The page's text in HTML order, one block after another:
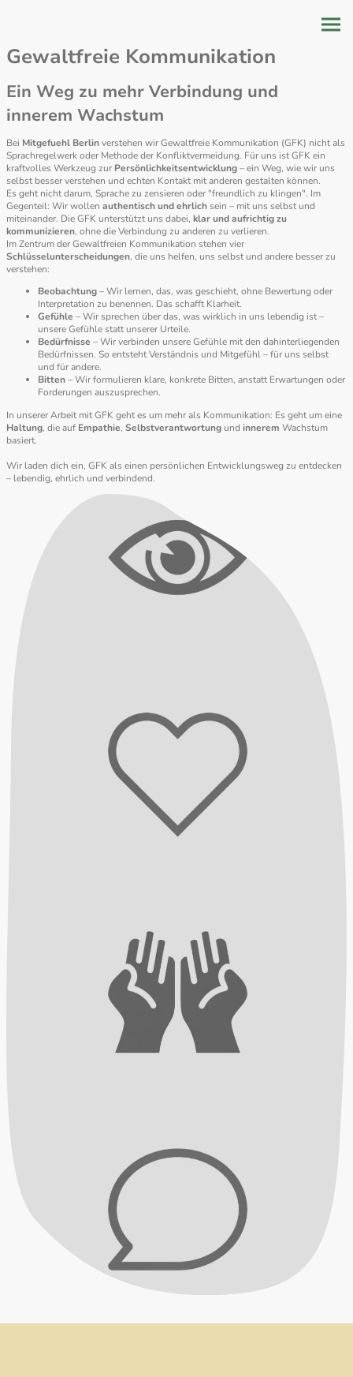
Gewaltfreie Kommunikation
Ein Weg zu mehr Verbindung und
innerem Wachstum
Bei Mitgefuehl Berlinverstehen wir Gewaltfreie Kommunikation (GFK) nicht als
Sprachregelwerk oder Methode der Konfliktvermeidung. Für uns ist GFK ein
kraftvolles Werkzeug zur Persönlichkeitsentwicklung– ein Weg, wie wir uns
selbst besser verstehen und echten Kontakt mit anderen gestalten können.
Es geht nicht darum, Sprache zu zensieren oder "freundlich zu klingen". Im
Gegenteil: Wir wollen authentisch und ehrlichsein – mit uns selbst und
miteinander. Die GFK unterstützt uns dabei, klar und aufrichtig zu
kommunizieren, ohne die Verbindung zu anderen zu verlieren.
Im Zentrum der Gewaltfreien Kommunikation stehen vier
Schlüsselunterscheidungen, die uns helfen, uns selbst und andere besser zu
verstehen:
Beobachtung– Wir lernen, das, was geschieht, ohne Bewertung oder
Interpretation zu benennen. Das schafft Klarheit.
Gefühle – Wir sprechen über das, was wirklich in uns lebendig ist –
unsere Gefühle statt unserer Urteile.
Bedürfnisse – Wir verbinden unsere Gefühle mit den dahinterliegenden
Bedürfnissen. So entsteht Verständnis und Mitgefühl – für uns selbst
und für andere.
Bitten– Wir formulieren klare, konkrete Bitten, anstatt Erwartungen oder
Forderungen auszusprechen.
In unserer Arbeit mit GFK geht es um mehr als Kommunikation: Es geht um eine
Haltung, die auf Empathie, Selbstverantwortung und innerem Wachstum
basiert.
Wir laden dich ein, GFK als einen persönlichen Entwicklungsweg zu entdecken
– lebendig, ehrlich und verbindend.